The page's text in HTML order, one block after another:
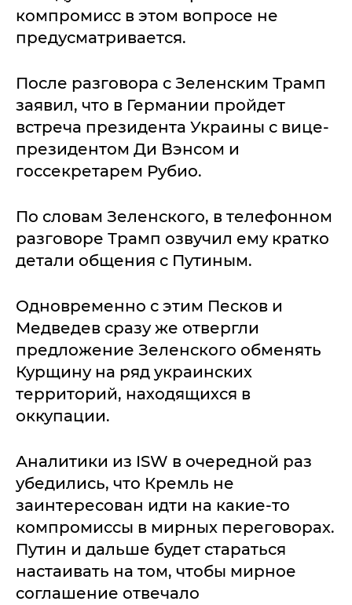
компромисс в этом вопросе не
предусматривается.
После разговора с Зеленским Трамп
заявил, что в Германии пройдет
встреча президента Украины с вице-
президентом Ди Вэнсом и
госсекретарем Рубио.
По словам Зеленского, в телефонном
разговоре Трамп озвучил ему кратко
детали общения с Путиным.
Одновременно с этим Песков и
Медведев сразу же отвергли
предложение Зеленского обменять
Курщину на ряд украинских
территорий, находящихся в
оккупации.
Аналитики из ISW в очередной раз
убедились, что Кремль не
заинтересован идти на какие-то
компромиссы в мирных переговорах.
Путин и дальше будет стараться
настаивать на том, чтобы мирное
соглашение отвечало